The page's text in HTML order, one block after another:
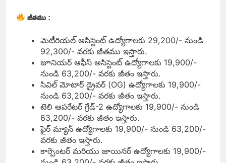
జీతము:
మెటీరియల్ అసిస్టెంట్ ఉద్యోగాలకు 29,200/- నుండి
92,300/- వరకు జీతము ఇస్తారు.
జూనియర్ ఆఫీస్ అసిస్టెంట్ ఉద్యోగాలకు 19,900/-
నుండి 63,200/- వరకు జీతం ఇస్తారు.
సివిల్ మోటార్ డ్రైవర్ (OG) ఉద్యోగాలకు 19,900/-
నుండి 63,200/- వరకు జీతం ఇస్తారు.
టెలి ఆపరేటర్ గ్రేడ్-2 ఉద్యోగాలకు 19,900/- నుండి
63,200/- వరకు జీతం ఇస్తారు.
ఫైర్ మ్యాన్ ఉద్యోగాలకు 19,900/- నుండి 63,200/-
వరకు జీతం ఇస్తారు.
కార్పెంటర్ మరియు జాయినర్ ఉద్యోగాలకు 19,900/-